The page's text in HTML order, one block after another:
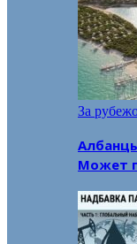
За
Может